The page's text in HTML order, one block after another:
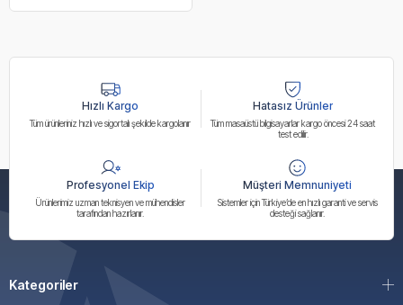
Hızlı Kargo
Tüm ürünleriniz hızlı ve sigortalı şekilde kargolanır
Hatasız Ürünler
Tüm masaüstü bilgisayarlar kargo öncesi 24 saat
test edilir.
Profesyonel Ekip
Ürünlerimiz uzman teknisyen ve mühendisler
tarafından hazırlanır.
Müşteri Memnuniyeti
Sistemler için Türkiye’de en hızlı garanti ve servis
desteği sağlanır.
Kategoriler